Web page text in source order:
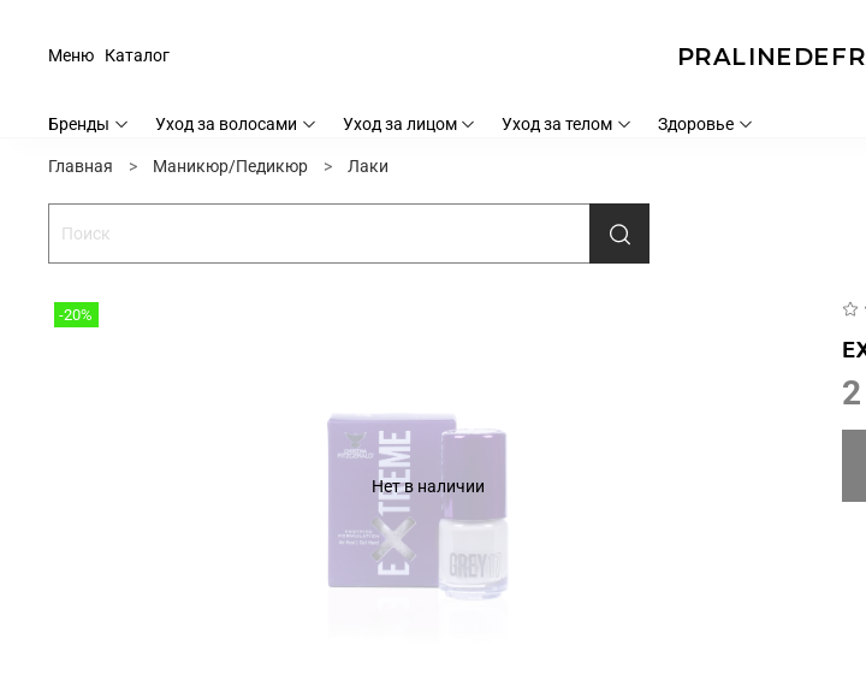
Каталог
Меню
Бренды Уход за волосами Уход за лицом Уход за телом Здоровье
Главная Маникюр/Педикюр Лаки
Нет в наличии
-20%